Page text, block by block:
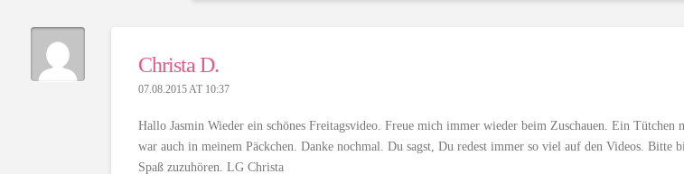
Christa D.
07.08.2015 AT 10:37
Hallo Jasmin Wieder ein schönes Freitagsvideo. Freue mich immer wieder beim Zuschauen. Ein Tütchen
war auch in meinem Päckchen. Danke nochmal. Du sagst, Du redest immer so viel auf den Videos. Bitte
Spaß zuzuhören. LG Christa